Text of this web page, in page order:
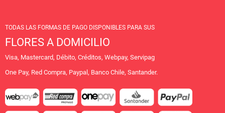
TODAS LAS FORMAS DE PAGO DISPONIBLES PARA SUS
FLORES A DOMICILIO
Visa, Mastercard, Débito, Créditos, Webpay, Servipag
One Pay, Red Compra, Paypal, Banco Chile, Santander.